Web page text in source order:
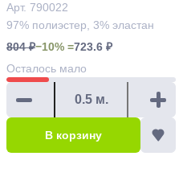
кань (купон 0,47м) колл
екция "Майолика" Арт.
790022
Арт. 790022
97% полиэстер, 3% эластан
804 ₽−10% =723.6 ₽
Осталось мало
В корзину